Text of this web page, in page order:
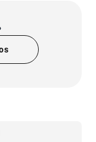
más lenta y
que